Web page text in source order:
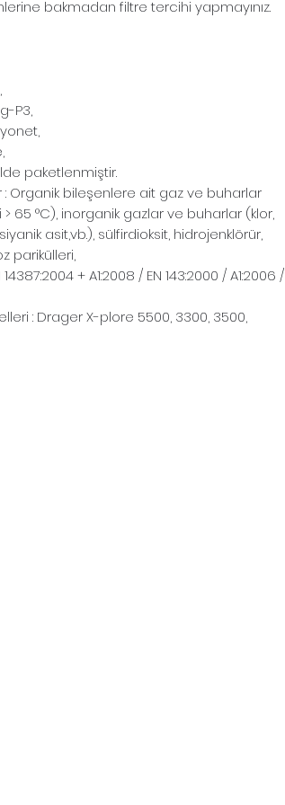
bakmadan filtre tercihi yapmayınız.
P3,
paketlenmiştir.
Organik bileşenlere ait gaz ve buharlar
65 °C), inorganik gazlar ve buharlar (klor,
asit,vb.), sülfirdioksit, hidrojenklörür,
parikülleri,
+ A1:2008 / EN 143:2000 / A1:2006 /
: Drager X-plore 5500, 3300, 3500,